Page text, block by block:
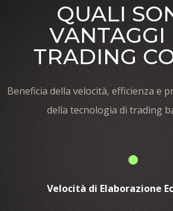
QUALI
VANTAGGI
TRADING
Beneficia della velocità, efficienza e
della tecnologia di trading
Velocità di Elaborazione